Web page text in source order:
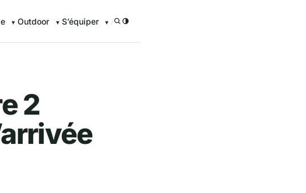
Outdoor S’équiper /
2